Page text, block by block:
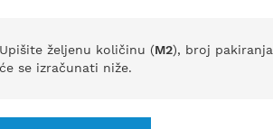
Upišite željenu količinu (M2), broj pakiranja
će se izračunati niže.